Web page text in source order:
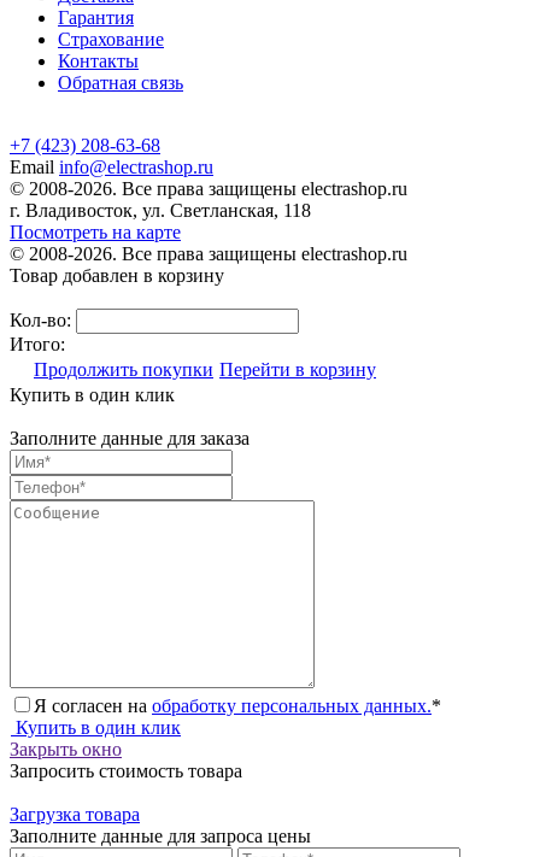
Гарантия
Страхование
Контакты
Обратная связь
+7 (423) 208-63-68
Email info@electrashop.ru
© 2008-2026. Все права защищены electrashop.ru
г. Владивосток, ул. Светланская, 118
Посмотреть на карте
© 2008-2026. Все права защищены electrashop.ru
Товар добавлен в корзину
Кол-во:
Итого:
Продолжить покупки Перейти в корзину
Купить в один клик
Заполните данные для заказа
Я согласен на обработку персональных данных.*
Купить в один клик
Закрыть окно
Запросить стоимость товара
Загрузка товара
Заполните данные для запроса цены